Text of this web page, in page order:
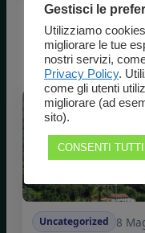
Aggiornamenti dal
Uncategorized 8
Gestisci le
Utilizziamo
migliorare le tue
nostri servizi,
Privacy Policy.
come gli utenti
migliorare (ad
sito).
CONSENTI TUTTI